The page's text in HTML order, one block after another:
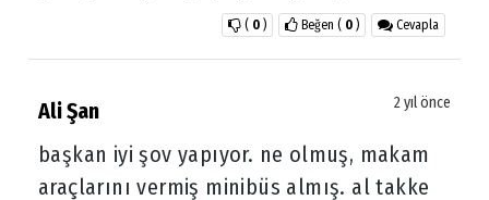
Cevapla
Beğen ( 0 )
( 0 )
Ali Şan 2 yıl önce
başkan iyi şov yapıyor. ne olmuş, makam
araçlarını vermiş minibüs almış. al takke